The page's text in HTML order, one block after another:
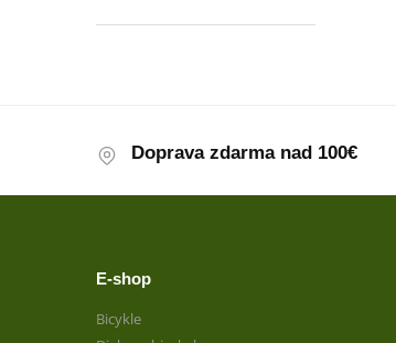
Doprava zdarma nad 100€
E-shop
Bicykle